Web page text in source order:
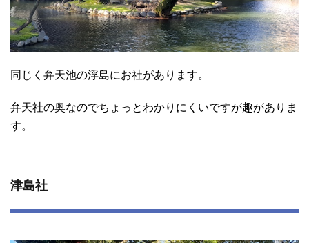
同じく弁天池の浮島にお社があります。
弁天社の奥なのでちょっとわかりにくいですが趣がありま
す。
津島社